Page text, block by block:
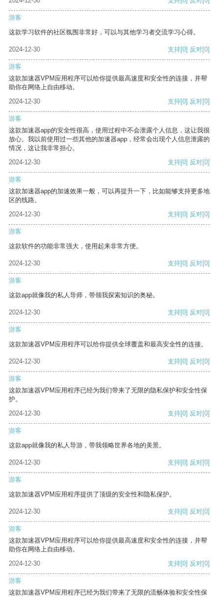
游客
这款学习软件的社区氛围非常好，可以与其他学习者交流学习心得。
2024-12-30 支持[0] 反对[0]
游客
这款加速器VPM应用程序可以给你提供最高速度和安全性的连接，并帮
助你在网络上自由移动。
2024-12-30
支持[0] 反对[0]
游客
这款加速器app的安全性很高，使用过程中不会泄露个人信息，这让我很
放心。我以前使用过一些其他的加速器app，经常会出现个人信息泄露的
情况，这让我非常担心。
2024-12-30
支持[0] 反对[0]
游客
这款加速器app的加速效果一般，可以再提升一下，比如能够支持更多地
区的线路。
2024-12-30
支持[0] 反对[0]
游客
这款软件的功能非常强大，使用起来非常方便。
2024-12-30 支持[0] 反对[0]
游客
这款app就像我的私人导师，带领我探索知识的奥秘。
2024-12-30 支持[0] 反对[0]
游客
这款加速器VPM应用程序可以给你提供全球覆盖和最高安全性的连接。
2024-12-30 支持[0] 反对[0]
游客
这款加速器VPM应用程序已经为我们带来了无限的隐私保护和安全性保
护。
2024-12-30
支持[0] 反对[0]
游客
这款app就像我的私人导游，带我领略世界各地的美景。
2024-12-30 支持[0] 反对[0]
游客
这款加速器VPM应用程序提供了顶级的安全性和隐私保护。
2024-12-30 支持[0] 反对[0]
游客
这款加速器VPM应用程序可以给你提供最高速度和安全性的连接，并帮
助你在网络上自由移动。
2024-12-30
支持[0] 反对[0]
游客
这款加速器VPM应用程序已经为我们带来了无限的流畅体验和安全性保